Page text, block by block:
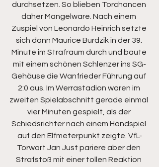
durchsetzen. So blieben Torchancen
daher Mangelware. Nach einem
Zuspiel von Leonardo Heinrich setzte
sich dann Maurice Burdzik in der 39.
Minute im Strafraum durch und baute
mit einem schönen Schlenzer ins SG-
Gehäuse die Wanfrieder Führung auf
2:0 aus. Im Werrastadion waren im
zweiten Spielabschnitt gerade einmal
vier Minuten gespielt, als der
Schiedsrichter nach einem Handspiel
auf den Elfmeterpunkt zeigte. VfL-
Torwart Jan Just pariere aber den
Strafstoß mit einer tollen Reaktion